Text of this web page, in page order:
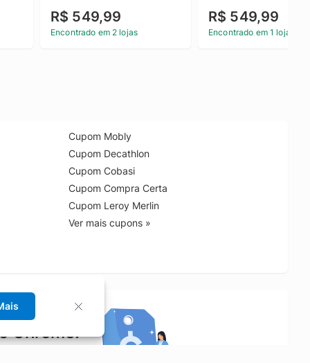
R$ 549,99
Encontrado em 2 lojas
R$ 549,99
Encontrado em 1 loja
Cupom Mobly
Cupom Decathlon
Cupom Cobasi
Cupom Compra Certa
Cupom Leroy Merlin
Ver mais cupons »
Chrome!